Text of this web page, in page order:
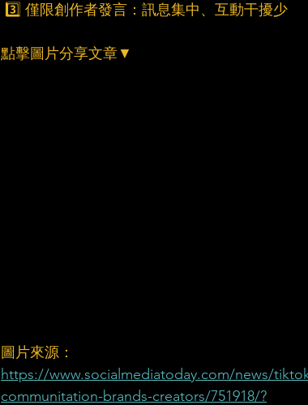
3️⃣ 僅限創作者發言：訊息集中、互動干擾少
點擊圖片分享文章▼
圖片來源：
https://www.socialmediatoday.com/news/
communitation-brands-creators/751918/?